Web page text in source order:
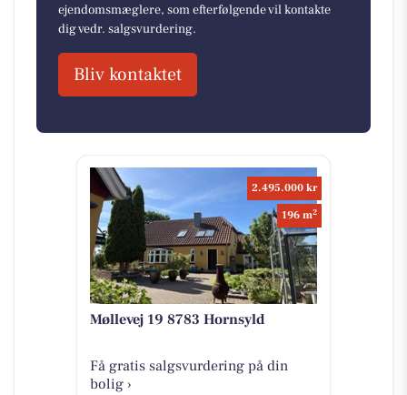
ejendomsmæglere, som efterfølgende vil kontakte
dig vedr. salgsvurdering.
Bliv kontaktet
2.495.000 kr
196 m2
Møllevej 19 8783 Hornsyld
Få gratis salgsvurdering på din
bolig ›